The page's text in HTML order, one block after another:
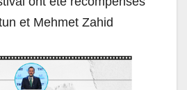
et Mehmet Zahid